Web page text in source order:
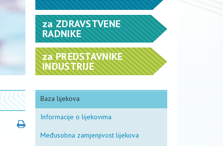
za ZDRAVSTVENE
RADNIKE
zaPREDSTAVNIKE
INDUSTRIJE
Baza lijekova
Informacije o lijekovima
Međusobna zamjenjivost lijekova